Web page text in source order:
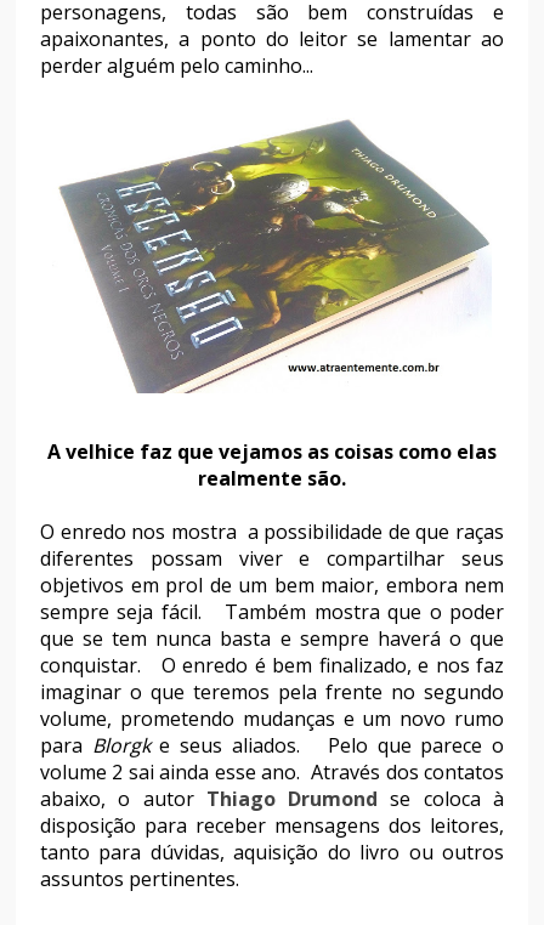
personagens, todas são bem construídas e
apaixonantes, a ponto do leitor se lamentar ao
perder alguém pelo caminho...
A velhice faz que vejamos as coisas como elas
realmente são.
O enredo nos mostra a possibilidade de que raças
diferentes possam viver e compartilhar seus
objetivos em prol de um bem maior, embora nem
sempre seja fácil. Também mostra que o poder
que se tem nunca basta e sempre haverá o que
conquistar. O enredo é bem finalizado, e nos faz
imaginar o que teremos pela frente no segundo
volume, prometendo mudanças e um novo rumo
para Blorgke seus aliados. Pelo que parece o
volume 2 sai ainda esse ano. Através dos contatos
abaixo, o autor Thiago Drumondse coloca à
disposição para receber mensagens dos leitores,
tanto para dúvidas, aquisição do livro ou outros
assuntos pertinentes.